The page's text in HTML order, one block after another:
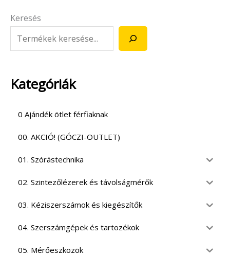
Keresés
Kategóriák
0 Ajándék ötlet férfiaknak
00. AKCIÓ! (GÓCZI-OUTLET)
01. Szórástechnika
02. Szintezőlézerek és távolságmérők
03. Kéziszerszámok és kiegészítők
04. Szerszámgépek és tartozékok
05. Mérőeszközök